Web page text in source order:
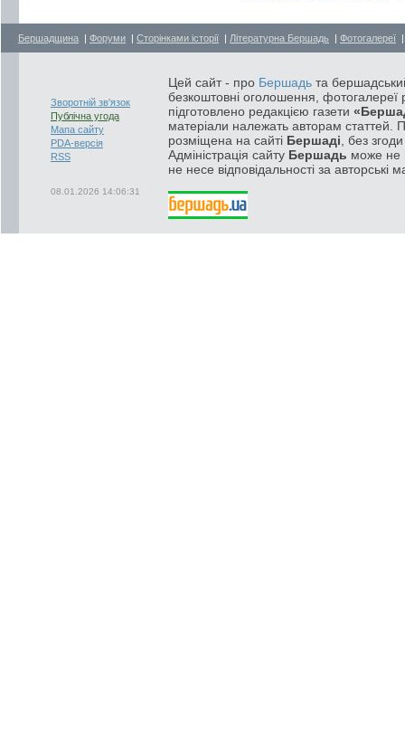
Бершадщина | Форуми | Сторінками історії | Літературна Бершадь | Фотогалереї
Зворотній зв'язок
Публічна угода
Мапа сайту
PDA-версія
RSS
08.01.2026 14:06:31
Цей сайт - про Бершадь та
безкоштовні оголошення, фотогалереї
підготовлено редакцією газети
матеріали належать авторам статтей.
розміщена на сайті Бершаді , без
Адміністрація сайту Бершадь може не
не несе відповідальності за авторські